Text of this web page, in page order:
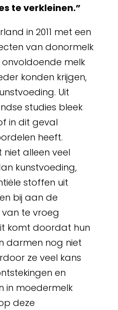
te verkleinen.”
in 2011 met een
van donormelk
melk
konden krijgen,
Uit
studies bleek
in dit geval
heeft.
alleen veel
kunstvoeding,
stoffen uit
bij aan de
te vroeg
komt doordat hun
darmen nog niet
ze veel kans
en
in moedermelk
deze